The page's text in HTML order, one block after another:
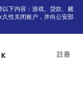
下内容：游戏、贷款、赌
性关闭账户，并向公安部
註冊